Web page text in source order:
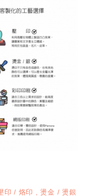
印 / 烙印 燙金 / 燙銀